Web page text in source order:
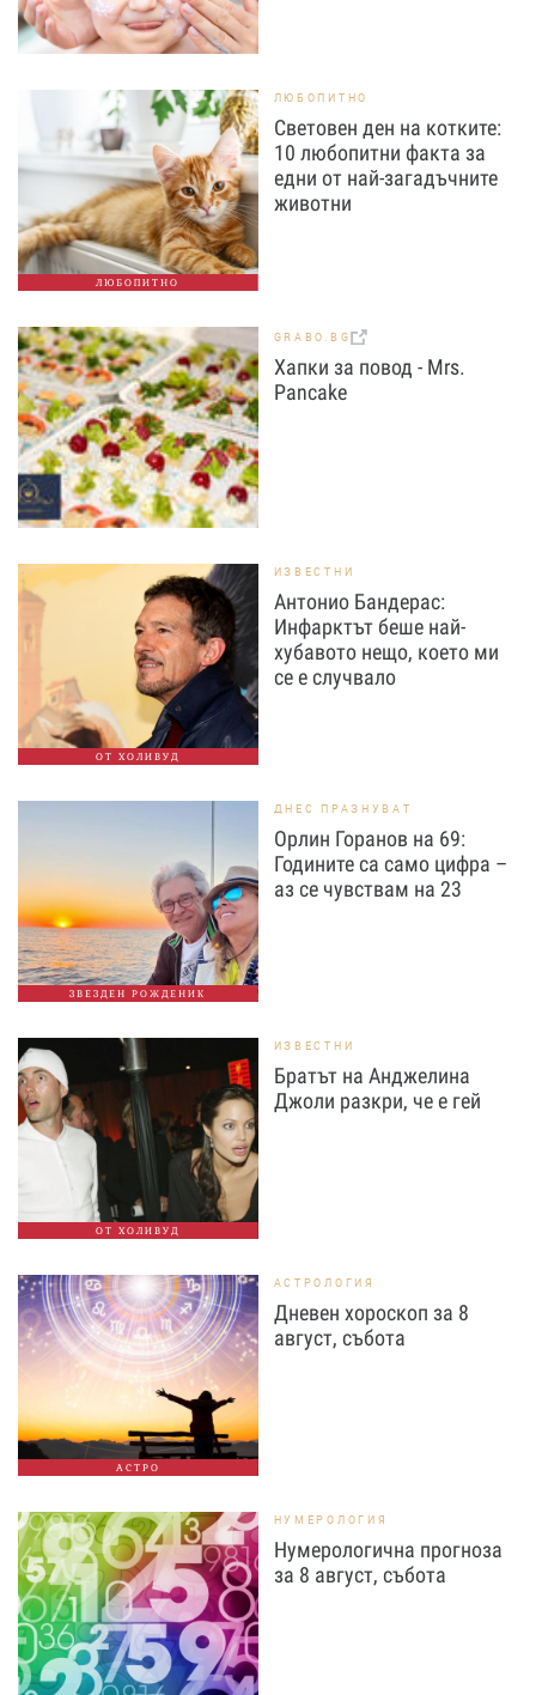
ЛЮБОПИТНО
ЛЮБОПИТНО
Световен ден на котките:
10 любопитни факта за
едни от най-загадъчните
животни
GRABO.BG
Хапки за повод - Mrs.
Pancake
ОТ ХОЛИВУД
ИЗВЕСТНИ
Антонио Бандерас:
Инфарктът беше най-
хубавото нещо, което ми
се е случвало
ЗВЕЗДЕН РОЖДЕНИК
ДНЕС ПРАЗНУВАТ
Орлин Горанов на 69:
Годините са само цифра –
аз се чувствам на 23
ОТ ХОЛИВУД
ИЗВЕСТНИ
Братът на Анджелина
Джоли разкри, че е гей
АСТРО
АСТРОЛОГИЯ
Дневен хороскоп за 8
август, събота
НУМЕРОЛОГИЯ
Нумерологична прогноза
за 8 август, събота